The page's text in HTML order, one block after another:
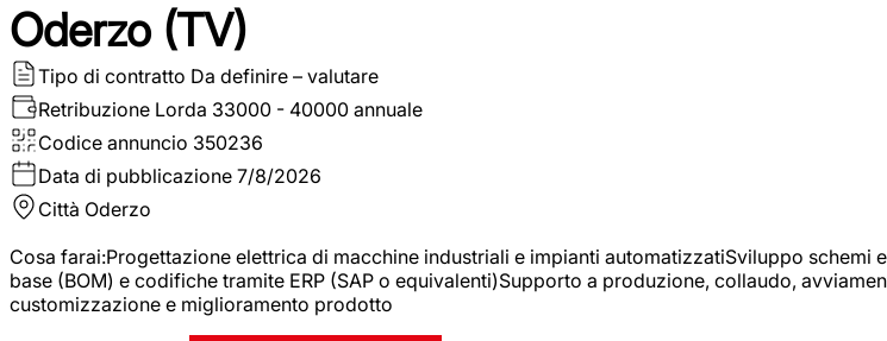
Oderzo (TV)
Tipo di contratto Da definire – valutare
Retribuzione Lorda 33000 - 40000 annuale
Codice annuncio 350236
Data di pubblicazione 7/8/2026
Città Oderzo
Cosa farai:Progettazione elettrica di macchine industriali e impianti automatizzatiSviluppo schemi
base (BOM) e codifiche tramite ERP (SAP o equivalenti)Supporto a produzione, collaudo,
customizzazione e miglioramento prodotto